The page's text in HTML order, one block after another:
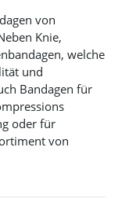
von
Knie,
welche
und
Bandagen für
oder für
von